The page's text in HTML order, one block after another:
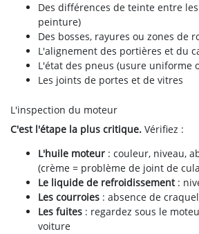
Des différences de teinte entre
peinture)
Des bosses, rayures ou zones de
L'alignement des portières et du
L'état des pneus (usure uniforme
Les joints de portes et de vitres
L'inspection du moteur
C'est l'étape la plus critique. Vérifiez :
L'huile moteur : couleur, niveau,
(crème = problème de joint de
Le liquide de refroidissement:
Les courroies : absence de
Les fuites : regardez sous le
voiture